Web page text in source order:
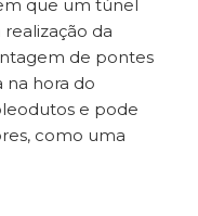
que um túnel
da
de pontes
na hora do
e pode
como uma